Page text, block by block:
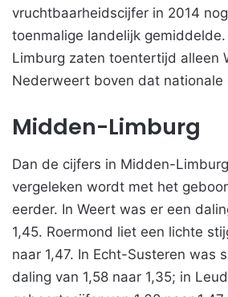
vruchtbaarheidscijfer in 2014
toenmalige landelijk
Limburg zaten toentertijd alleen
Nederweert boven dat nationale
Midden-Limburg
Dan de cijfers in Midden-
vergeleken wordt met het
eerder. In Weert was er een
1,45. Roermond liet een lichte
naar 1,47. In Echt-Susteren was
daling van 1,58 naar 1,35; in